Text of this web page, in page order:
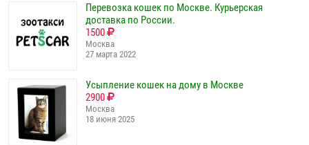
Перевозка кошек по Москве. Курьерская
доставка по России.
1500
Москва
27 марта 2022
Усыпление кошек на дому в Москве
2900
Москва
18 июня 2025